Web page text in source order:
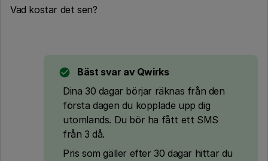
Vad kostar det sen?
Bäst svar av Qwirks
Dina 30 dagar börjar räknas från den
första dagen du kopplade upp dig
utomlands. Du bör ha fått ett SMS
från 3 då.
Pris som gäller efter 30 dagar hittar du